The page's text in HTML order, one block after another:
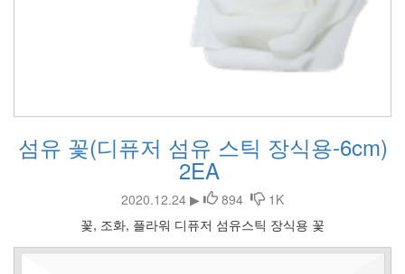
섬유 꽃(디퓨저 섬유 스틱 장식용-6cm)
2EA
2020.12.24 ▶ 894
1K
꽃, 조화, 플라워 디퓨저 섬유스틱 장식용 꽃